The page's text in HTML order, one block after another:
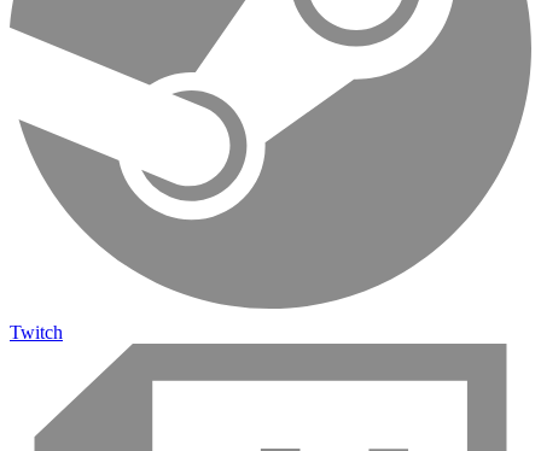
Twitch